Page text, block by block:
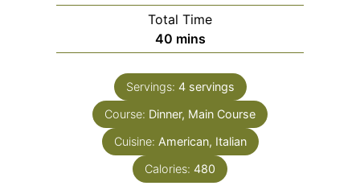
Total Time
40minutes
mins
Servings: 4 servings
Course: Dinner, Main Course
Cuisine: American, Italian
Calories: 480